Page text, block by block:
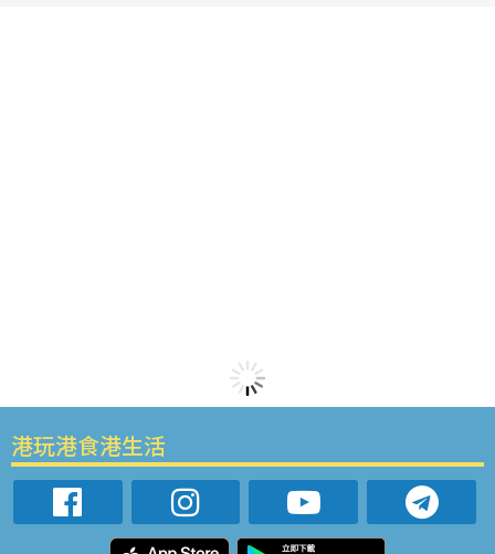
港玩港食港生活